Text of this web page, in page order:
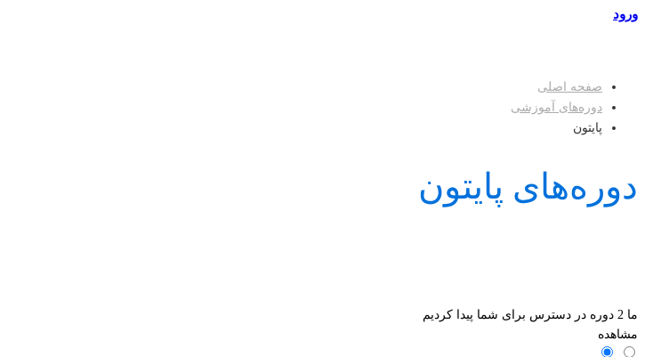
ورود
صفحه اصلی
دوره‌های آموزشی
پایتون
دوره‌های پایتون
ما 2 دوره در دسترس برای شما پیدا کردیم
مشاهده